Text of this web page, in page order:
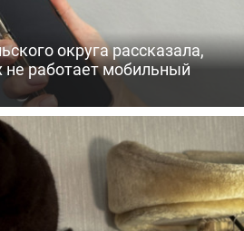
округа рассказала,
работает мобильный